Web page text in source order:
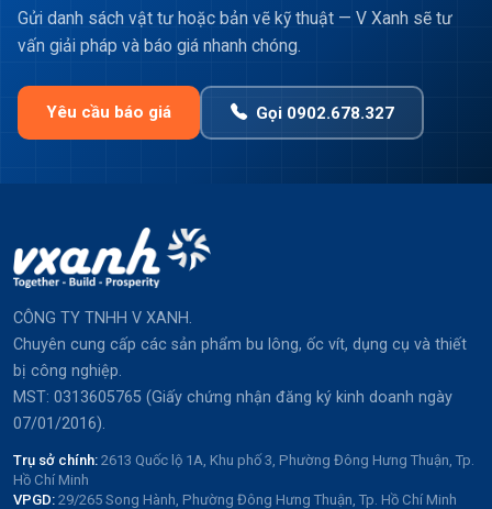
Gửi danh sách vật tư hoặc bản vẽ kỹ thuật — V Xanh sẽ tư
vấn giải pháp và báo giá nhanh chóng.
Yêu cầu báo giá Gọi 0902.678.327
CÔNG TY TNHH V XANH.
Chuyên cung cấp các sản phẩm bu lông, ốc vít, dụng cụ và thiết
bị công nghiệp.
MST: 0313605765 (Giấy chứng nhận đăng ký kinh doanh ngày
07/01/2016).
Trụ sở chính: 2613 Quốc lộ 1A, Khu phố 3, Phường Đông Hưng Thuận, Tp.
Hồ Chí Minh
VPGD: 29/265 Song Hành, Phường Đông Hưng Thuận, Tp. Hồ Chí Minh